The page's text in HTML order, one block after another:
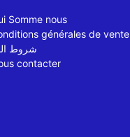
Somme nous
générales de vente
شروط
contacter